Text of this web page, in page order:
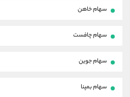
سهام خاهن
سهام چافست
سهام جوین
سهام بمپنا